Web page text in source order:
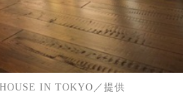
IN TOKYO／提供